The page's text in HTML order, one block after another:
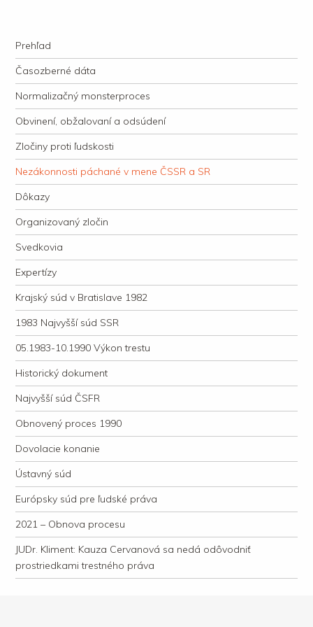
justície
Navigation
Skip to content
Prehľad
Časozberné dáta
Normalizačný monsterproces
Obvinení, obžalovaní a odsúdení
Zločiny proti ľudskosti
Nezákonnosti páchané v mene ČSSR a SR
Dôkazy
Organizovaný zločin
Svedkovia
Expertízy
Krajský súd v Bratislave 1982
1983 Najvyšší súd SSR
05.1983-10.1990 Výkon trestu
Historický dokument
Najvyšší súd ČSFR
Obnovený proces 1990
Dovolacie konanie
Ústavný súd
Európsky súd pre ľudské práva
2021 – Obnova procesu
JUDr. Kliment: Kauza Cervanová sa nedá odôvodniť
prostriedkami trestného práva